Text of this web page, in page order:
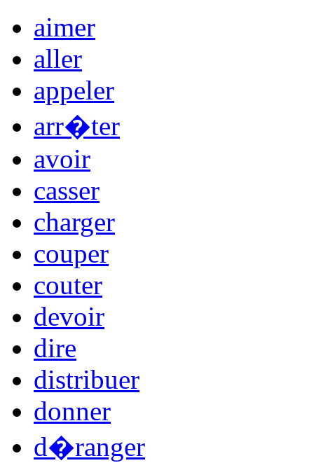
aimer
aller
appeler
arr�ter
avoir
casser
charger
couper
couter
devoir
dire
distribuer
donner
d�ranger